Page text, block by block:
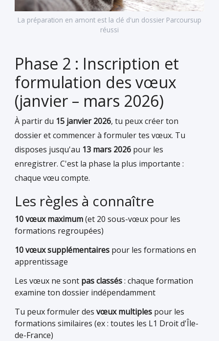
La préparation en amont est la clé d'un dossier Parcoursup
réussi
Phase 2 : Inscription et
formulation des vœux
(janvier – mars 2026)
À partir du 15 janvier 2026, tu peux créer ton
dossier et commencer à formuler tes vœux. Tu
disposes jusqu'au 13 mars 2026 pour les
enregistrer. C'est la phase la plus importante :
chaque vœu compte.
Les règles à connaître
10 vœux maximum(et 20 sous-vœux pour les
formations regroupées)
10 vœux supplémentaires pour les formations en
apprentissage
Les vœux ne sont pas classés: chaque formation
examine ton dossier indépendamment
Tu peux formuler des vœux multiples pour les
formations similaires (ex : toutes les L1 Droit d'Île-
de-France)